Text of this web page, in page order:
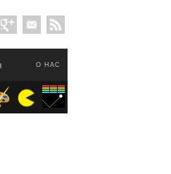
О НАС